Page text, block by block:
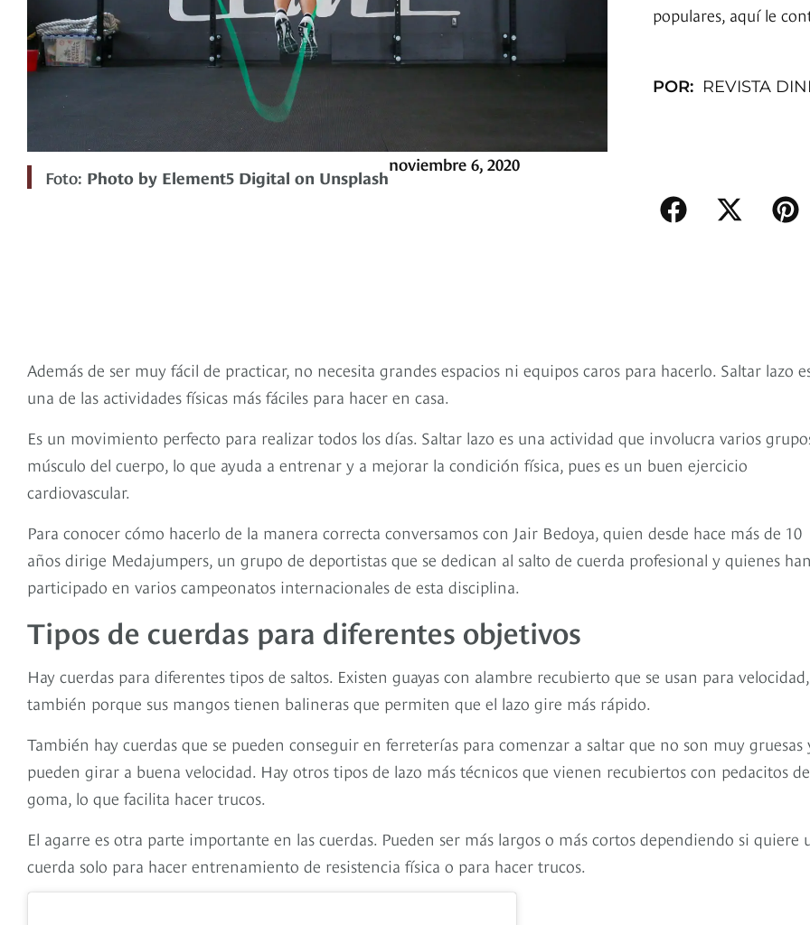
Foto: Photo by Element5 Digital on Unsplash
noviembre 6, 2020
populares, aquí le
POR: REVISTA
Además de ser muy fácil de practicar, no necesita grandes espacios ni equipos caros para hacerlo. Saltar lazo
una de las actividades físicas más fáciles para hacer en casa.
Es un movimiento perfecto para realizar todos los días. Saltar lazo es una actividad que involucra varios
músculo del cuerpo, lo que ayuda a entrenar y a mejorar la condición física, pues es un buen ejercicio
cardiovascular.
Para conocer cómo hacerlo de la manera correcta conversamos con Jair Bedoya, quien desde hace más de 10
años dirige Medajumpers, un grupo de deportistas que se dedican al salto de cuerda profesional y quienes
participado en varios campeonatos internacionales de esta disciplina.
Tipos de cuerdas para diferentes objetivos
Hay cuerdas para diferentes tipos de saltos. Existen guayas con alambre recubierto que se usan para velocidad,
también porque sus mangos tienen balineras que permiten que el lazo gire más rápido.
También hay cuerdas que se pueden conseguir en ferreterías para comenzar a saltar que no son muy gruesas
pueden girar a buena velocidad. Hay otros tipos de lazo más técnicos que vienen recubiertos con pedacitos de
goma, lo que facilita hacer trucos.
El agarre es otra parte importante en las cuerdas. Pueden ser más largos o más cortos dependiendo si quiere
cuerda solo para hacer entrenamiento de resistencia física o para hacer trucos.